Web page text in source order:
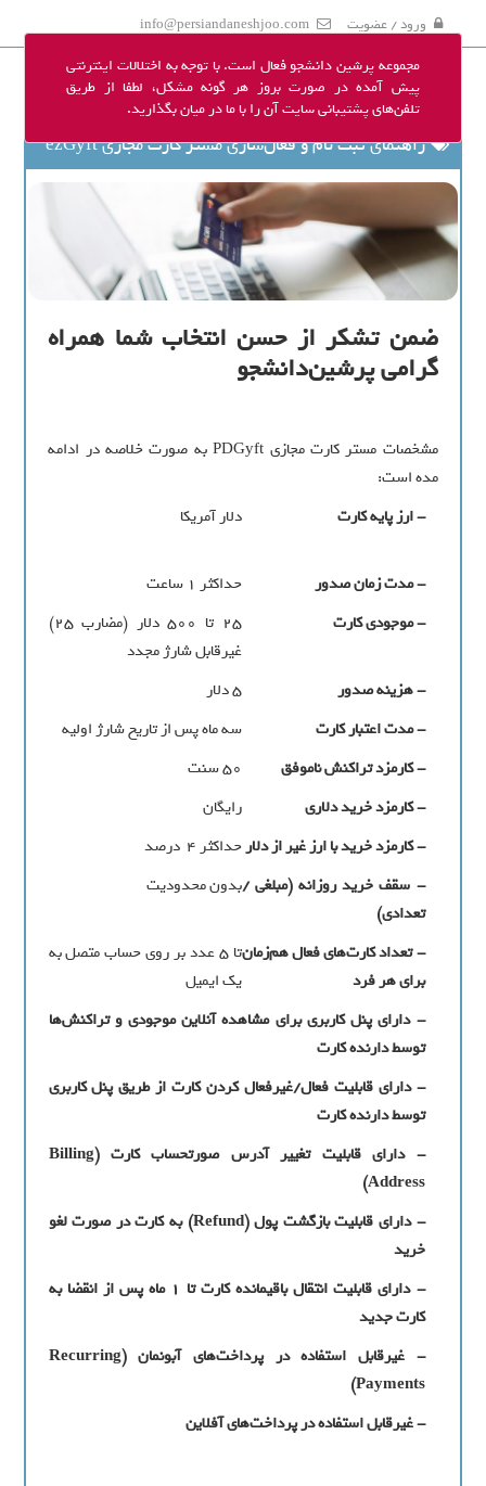
مجموعه پرشین دانشجو فعال است. با توجه به اختلالات اینترنتی
پیش آمده در صورت بروز هر گونه مشکل، لطفا از طریق
تلفن‌های پشتیبانی سایت آن را با ما در میان بگذارید.
ورود / عضویت info@persiandaneshjoo.com
راهنمای ثبت نام و فعال‌سازی مستر کارت مجازی ezGyft
ضمن تشکر از حسن انتخاب شما همراه
گرامی پرشین‌دانشجو
مشخصات مستر ‌کارت‌ مجازی PDGyft به صورت خلاصه در ادامه
مده است:
- ارز پایه کارت
دلار آمریکا
- مدت زمان صدور
حداکثر 1 ساعت
- موجودی کارت
25 تا 500 دلار (مضارب 25)
غیرقابل شارژ مجدد
- هزینه صدور
5 دلار
- مدت اعتبار کارت
سه ماه پس از تاریخ شارژ اولیه
- کارمزد تراکنش ناموفق
50 سنت
- کارمزد خرید دلاری
رایگان
- کارمزد خرید با ارزغیر از دلارحداکثر 4 درصد
- سقف خرید روزانه (مبلغی /
تعدادی)
بدون محدودیت
- تعداد کارت‌های فعال هم‌زمان
برای هر فرد
تا 5 عدد بر روی حساب متصل به
یک ایمیل
- دارای پنل کاربری برای مشاهده آنلاین موجودی و تراکنش‌ها
توسط دارنده کارت
- دارای قابلیت فعال/غیرفعال کردن کارت از طریق پنل کاربری
توسط دارنده کارت
- دارای قابلیت تغییر آدرس صورتحساب کارت (Billing
Address
)
- دارای قابلیت بازگشت پول (Refund) به کارت در صورت لغو
خرید
- دارای قابلیت انتقال باقیمانده کارت تا 1 ماه پس از انقضا به
کارت جدید
-غیرقابل استفاده در پرداخت‌های آبونمان (Recurring
Payments
)
- غیرقابل استفاده در پرداخت‌های آفلاین